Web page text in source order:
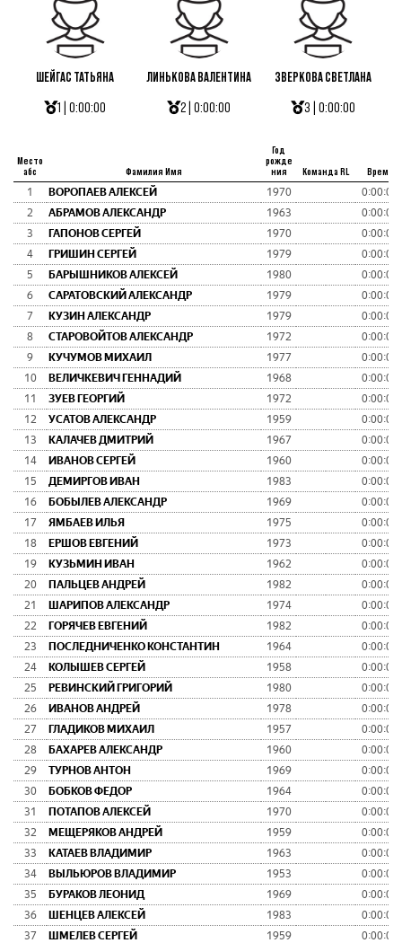
ШЕЙГАС ТАТЬЯНА
1 | 0:00:00
ЛИНЬКОВА ВАЛЕНТИНА
2 | 0:00:00
ЗВЕРКОВА СВЕТЛАНА
3 | 0:00:00
Место
абс
Фамилия Имя
Год
рожде
ния
Команда RL Время
1 ВОРОПАЕВ АЛЕКСЕЙ 1970
0:00:00
2
АБРАМОВ АЛЕКСАНДР 1963
0:00:00
3
ГАПОНОВ СЕРГЕЙ 1970
0:00:00
4
ГРИШИН СЕРГЕЙ 1979
0:00:00
5
БАРЫШНИКОВ АЛЕКСЕЙ 1980
0:00:00
6
САРАТОВСКИЙ АЛЕКСАНДР 1979
0:00:00
7
КУЗИН АЛЕКСАНДР 1979
0:00:00
8
СТАРОВОЙТОВ АЛЕКСАНДР 1972
0:00:00
9
КУЧУМОВ МИХАИЛ 1977
0:00:00
10
ВЕЛИЧКЕВИЧ ГЕННАДИЙ 1968
0:00:00
11
ЗУЕВ ГЕОРГИЙ 1972
0:00:00
12
УСАТОВ АЛЕКСАНДР 1959
0:00:00
13
КАЛАЧЕВ ДМИТРИЙ 1967
0:00:00
14
ИВАНОВ СЕРГЕЙ 1960
0:00:00
15
ДЕМИРГОВ ИВАН 1983
0:00:00
16
БОБЫЛЕВ АЛЕКСАНДР 1969
0:00:00
17
ЯМБАЕВ ИЛЬЯ 1975
0:00:00
18
ЕРШОВ ЕВГЕНИЙ 1973
0:00:00
19
КУЗЬМИН ИВАН 1962
0:00:00
20
ПАЛЬЦЕВ АНДРЕЙ 1982
0:00:00
21
ШАРИПОВ АЛЕКСАНДР 1974
0:00:00
22
ГОРЯЧЕВ ЕВГЕНИЙ 1982
0:00:00
23
ПОСЛЕДНИЧЕНКО КОНСТАНТИН 1964
0:00:00
24
КОЛЫШЕВ СЕРГЕЙ 1958
0:00:00
25
РЕВИНСКИЙ ГРИГОРИЙ 1980
0:00:00
26
ИВАНОВ АНДРЕЙ 1978
0:00:00
27
ГЛАДИКОВ МИХАИЛ 1957
0:00:00
28
БАХАРЕВ АЛЕКСАНДР 1960
0:00:00
29
ТУРНОВ АНТОН 1969
0:00:00
30
БОБКОВ ФЕДОР 1964
0:00:00
31
ПОТАПОВ АЛЕКСЕЙ 1970
0:00:00
32
МЕЩЕРЯКОВ АНДРЕЙ 1959
0:00:00
33
КАТАЕВ ВЛАДИМИР 1963
0:00:00
34
ВЫЛЬЮРОВ ВЛАДИМИР 1953
0:00:00
35
БУРАКОВ ЛЕОНИД 1969
0:00:00
36
ШЕНЦЕВ АЛЕКСЕЙ 1983
0:00:00
37
ШМЕЛЕВ СЕРГЕЙ 1959
0:00:00